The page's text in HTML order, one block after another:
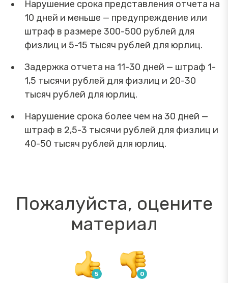
Нарушение срока представления отчета на
10 дней и меньше — предупреждение или
штраф в размере 300-500 рублей для
физлиц и 5-15 тысяч рублей для юрлиц.
Задержка отчета на 11-30 дней — штраф 1-
1,5 тысячи рублей для физлиц и 20-30
тысяч рублей для юрлиц.
Нарушение срока более чем на 30 дней —
штраф в 2,5-3 тысячи рублей для физлиц и
40-50 тысяч рублей для юрлиц.
Пожалуйста, оцените
материал